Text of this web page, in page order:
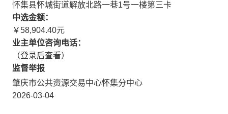
怀集县怀城街道解放北路一巷1号一楼第三卡
中选金额：
￥58,904.40元
业主单位咨询电话：
（登录后查看）
监督举报
肇庆市公共资源交易中心怀集分中心
2026-03-04